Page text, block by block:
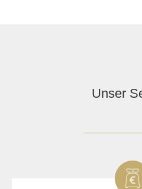
Unser